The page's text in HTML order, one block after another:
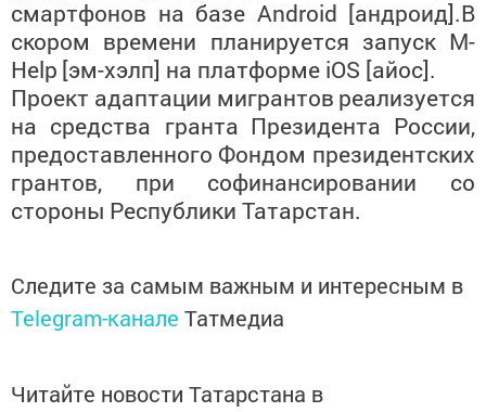
смартфонов на базе Android [андроид].В
скором времени планируется запуск M-
Help [эм-хэлп] на платформе iOS [айос].
Проект адаптации мигрантов реализуется
на средства гранта Президента России,
предоставленного Фондом президентских
грантов, при
софинансировании со
стороны Республики Татарстан.
Следите за самым важным и интересным в
Telegram-канале Татмедиа
Читайте новости Татарстана в